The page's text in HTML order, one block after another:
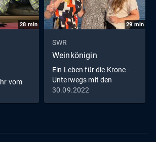
28min
vom
29min
SWR
Weinkönigin
Ein Leben für die Krone -
Unterwegs mit den
Weinköniginnen
30.09.2022